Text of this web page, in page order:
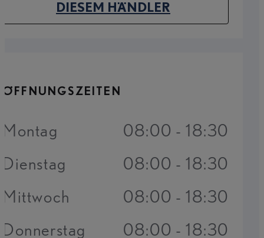
DIESEM HÄNDLER(OPENS IN NEW TAB)
ÖFFNUNGSZEITEN
Montag
08:00 - 18:30
Dienstag
08:00 - 18:30
Mittwoch
08:00 - 18:30
Donnerstag
08:00 - 18:30